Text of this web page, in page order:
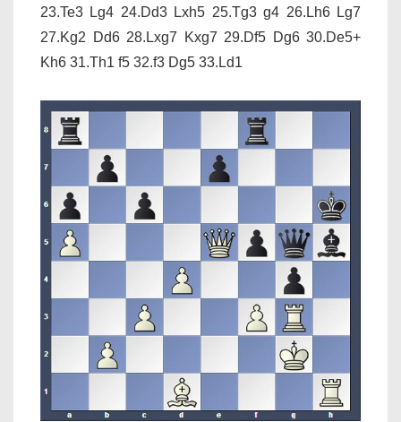
23.Te3 Lg4 24.Dd3 Lxh5 25.Tg3 g4 26.Lh6 Lg7
27.Kg2 Dd6 28.Lxg7 Kxg7 29.Df5 Dg6 30.De5+
Kh6 31.Th1 f5 32.f3 Dg5 33.Ld1